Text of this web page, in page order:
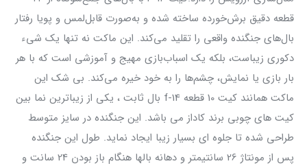
قطعه دقیق برش‌خورده ساخته شده و به‌صورت قابل‌لمس‌ و پویا رفتار
بال‌های جنگنده واقعی را تقلید می‌کند. این ماکت نه تنها یک شیء
دکوری زیباست، بلکه یک اسباب‌بازی مهیج و آموزشی است که با هر
بار بازی یا نمایش، چشم‌ها را به خود خیره می‌کند. بی شک این
ماکت همانند کیت 10 قطعه f-14 بال ثابت ، یکی از زیباترین نما بین
کیت های چوبی برند کاداز می باشد. این جنگنده در سایز متوسط
طراحی شده تا جلوه ای بسیار زیبا ایجاد نماید. طول این جنگنده
پس از مونتاژ 26 سانتیمتر و دهانه بالها هنگام باز بودن 24 سانت و